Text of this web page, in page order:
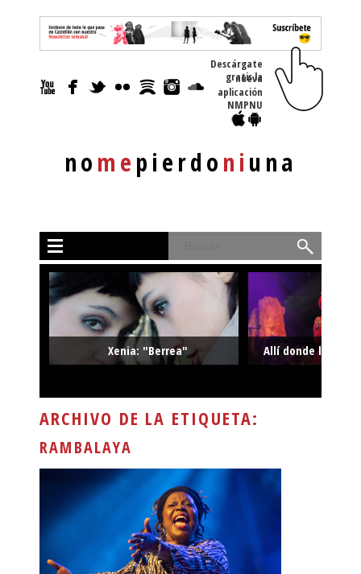
nomepierdoniuna
Descárgate
gratis la nueva
aplicación
NMPNU
Xenia: "Berrea" Allí donde la
ARCHIVO DE LA ETIQUETA:
RAMBALAYA